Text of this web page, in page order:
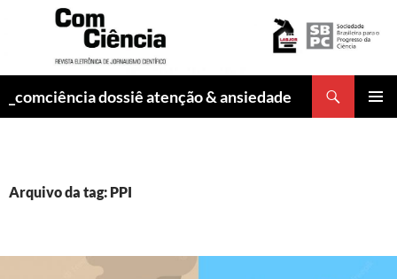
_comciência dossiê atenção & ansiedade
Arquivo da tag: PPI